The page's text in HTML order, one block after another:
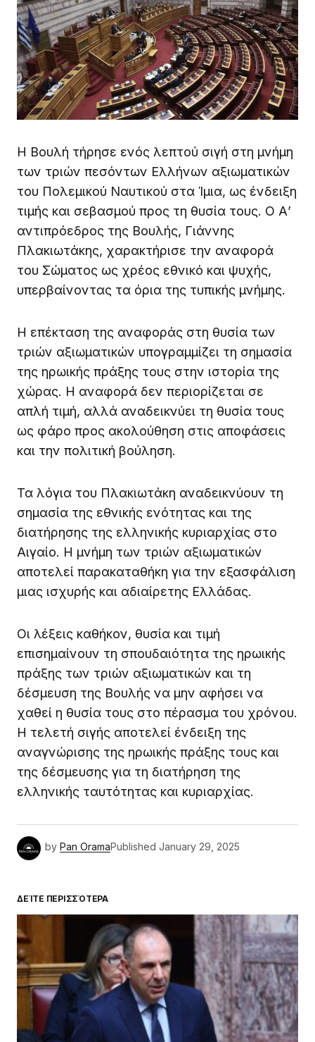
Η Βουλή τήρησε ενός λεπτού σιγή στη μνήμη
των τριών πεσόντων Ελλήνων αξιωματικών
του Πολεμικού Ναυτικού στα Ίμια, ως ένδειξη
τιμής και σεβασμού προς τη θυσία τους. Ο Α’
αντιπρόεδρος της Βουλής, Γιάννης
Πλακιωτάκης, χαρακτήρισε την αναφορά
του Σώματος ως χρέος εθνικό και ψυχής,
υπερβαίνοντας τα όρια της τυπικής μνήμης.
Η επέκταση της αναφοράς στη θυσία των
τριών αξιωματικών υπογραμμίζει τη σημασία
της ηρωικής πράξης τους στην ιστορία της
χώρας. Η αναφορά δεν περιορίζεται σε
απλή τιμή, αλλά αναδεικνύει τη θυσία τους
ως φάρο προς ακολούθηση στις αποφάσεις
και την πολιτική βούληση.
Τα λόγια του Πλακιωτάκη αναδεικνύουν τη
σημασία της εθνικής ενότητας και της
διατήρησης της ελληνικής κυριαρχίας στο
Αιγαίο. Η μνήμη των τριών αξιωματικών
αποτελεί παρακαταθήκη για την εξασφάλιση
μιας ισχυρής και αδιαίρετης Ελλάδας.
Οι λέξεις καθήκον, θυσία και τιμή
επισημαίνουν τη σπουδαιότητα της ηρωικής
πράξης των τριών αξιωματικών και τη
δέσμευση της Βουλής να μην αφήσει να
χαθεί η θυσία τους στο πέρασμα του χρόνου.
Η τελετή σιγής αποτελεί ένδειξη της
αναγνώρισης της ηρωικής πράξης τους και
της δέσμευσης για τη διατήρηση της
ελληνικής ταυτότητας και κυριαρχίας.
by Pan OramaPublished January 29, 2025
ΔΕΊΤΕ ΠΕΡΙΣΣΌΤΕΡΑ